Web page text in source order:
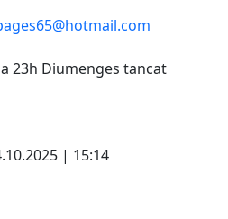
23h Diumenges tancat
| 15:14